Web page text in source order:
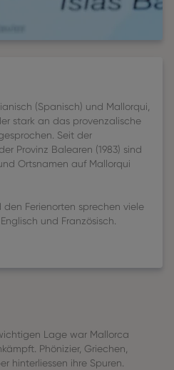
(Spanisch) und Mallorqui,
stark an das provenzalische
Seit der
Provinz Balearen (1983) sind
Ortsnamen auf Mallorqui
den Ferienorten sprechen viele
und Französisch.
Lage war Mallorca
Phönizier, Griechen,
hinterliessen ihre Spuren.